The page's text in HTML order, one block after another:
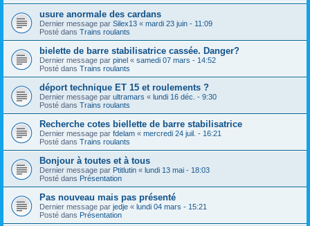
usure anormale des cardans
Dernier message par Silex13 « mardi 23 juin - 11:09
Posté dans Trains roulants
bielette de barre stabilisatrice cassée. Danger?
Dernier message par pinel « samedi 07 mars - 14:52
Posté dans Trains roulants
déport technique ET 15 et roulements ?
Dernier message par ultramars « lundi 16 déc. - 9:30
Posté dans Trains roulants
Recherche cotes biellette de barre stabilisatrice
Dernier message par fdelam « mercredi 24 juil. - 16:21
Posté dans Trains roulants
Bonjour à toutes et à tous
Dernier message par Ptitlutin « lundi 13 mai - 18:03
Posté dans Présentation
Pas nouveau mais pas présenté
Dernier message par jedje « lundi 04 mars - 15:21
Posté dans Présentation